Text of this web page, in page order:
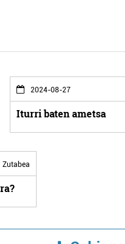
2024-08-27
Iturri baten ametsa
Zutabea